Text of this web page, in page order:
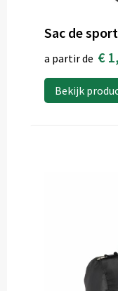
Sac de
a partir de €
Bekijk